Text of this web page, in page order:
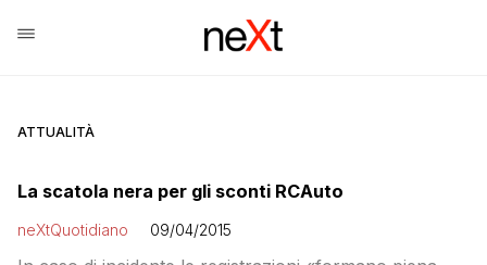
ATTUALITÀ
La scatola nera per gli sconti RCAuto
neXtQuotidiano 09/04/2015